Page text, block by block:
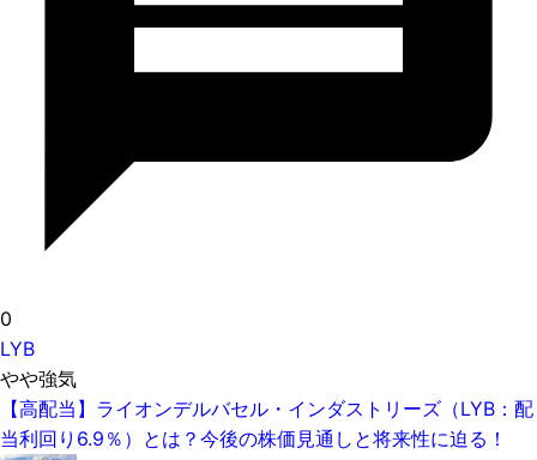
0
LYB
やや強気
【高配当】ライオンデルバセル・インダストリーズ（LYB：配
当利回り6.9％）とは？今後の株価見通しと将来性に迫る！